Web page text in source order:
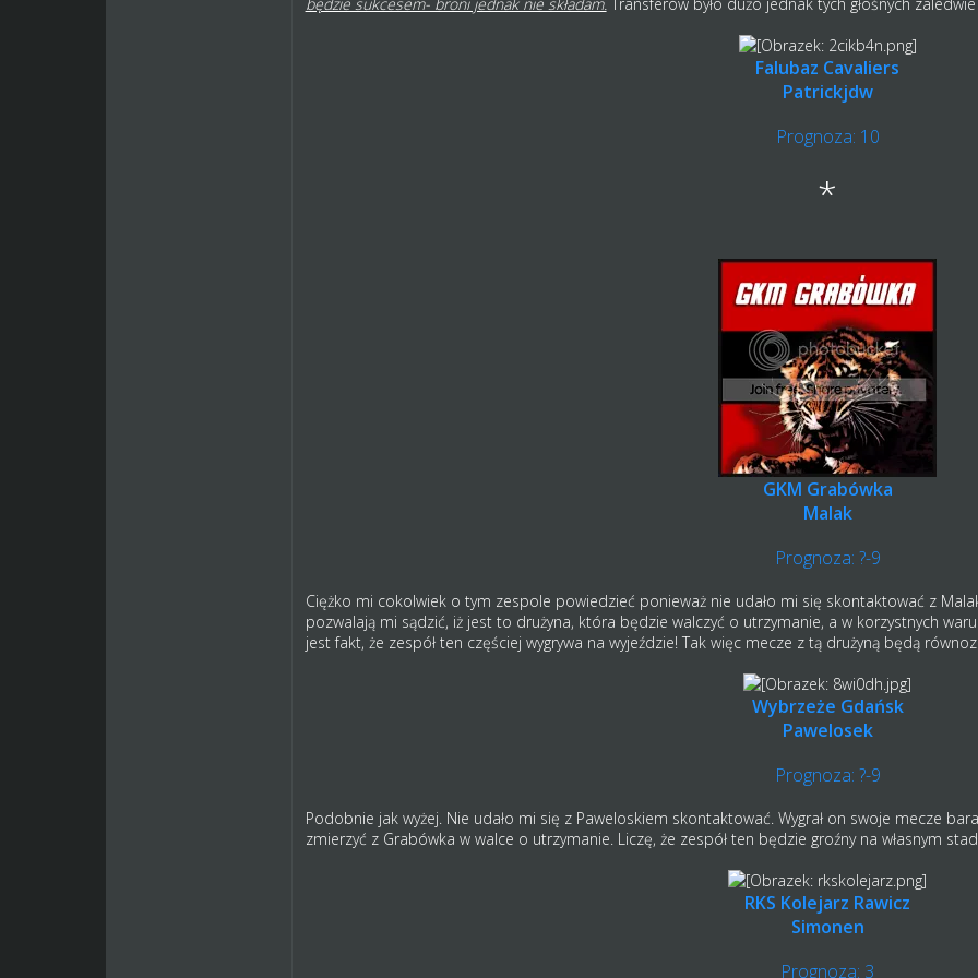
Falubaz Cavaliers
Patrickjdw
Prognoza: 10
*
GKM Grabówka
Malak
Prognoza: ?-9
Ciężko mi cokolwiek o tym zespole powiedzieć ponieważ nie udało mi się skontaktować z
pozwalają mi sądzić, iż jest to drużyna, która będzie walczyć o utrzymanie, a w korzystnych
jest fakt, że zespół ten częściej wygrywa na wyjeździe! Tak więc mecze z tą drużyną będą
Wybrzeże Gdańsk
Pawelosek
Prognoza: ?-9
Podobnie jak wyżej. Nie udało mi się z Paweloskiem skontaktować. Wygrał on swoje mecze
zmierzyć z Grabówka w walce o utrzymanie. Liczę, że zespół ten będzie groźny na własnym
RKS Kolejarz Rawicz
Simonen
Prognoza: 3